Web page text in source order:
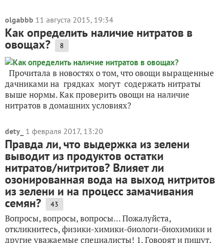
olgabbb 11 августа 2015, 19:34
Как определить наличие нитратов в
овощах? 8
Прочитала в новостях о том, что овощи выращенные
дачниками на грядках могут содержать нитраты
выше нормы. Как проверить овощи на наличие
нитратов в домашних условиях?
dety_ 1 февраля 2017, 13:20
Правда ли, что выдержка из зелени
выводит из продуктов остатки
нитратов/нитритов? Влияет ли
озонированная вода на выход нитритов
из зелени и на процесс замачивания
семян? 43
Вопросы, вопросы, вопросы… Пожалуйста,
откликнитесь, физики-химики-биологи-биохимики и
другие уважаемые специалисты! 1. Говорят и пишут,